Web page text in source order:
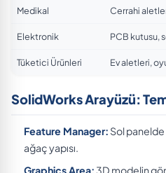
Medikal Cerrahi
Elektronik PCB kutusu,
Tüketici Ürünleri Ev aletleri,
SolidWorks Arayüzü:
Feature Manager: Sol
ağaç yapısı.
Graphics Area: 3D modelin